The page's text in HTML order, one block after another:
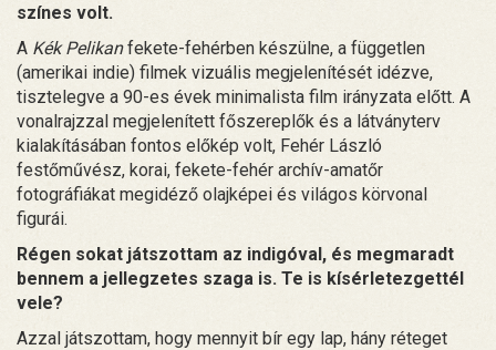
színes volt.
A Kék Pelikanfekete-fehérben készülne, a független
(amerikai indie) filmek vizuális megjelenítését idézve,
tisztelegve a 90-es évek minimalista film irányzata előtt. A
vonalrajzzal megjelenített főszereplők és a látványterv
kialakításában fontos előkép volt, Fehér László
festőművész, korai, fekete-fehér archív-amatőr
fotográfiákat megidéző olajképei és világos körvonal
figurái.
Régen sokat játszottam az indigóval, és megmaradt
bennem a jellegzetes szaga is. Te is kísérletezgettél
vele?
Azzal játszottam, hogy mennyit bír egy lap, hány réteget